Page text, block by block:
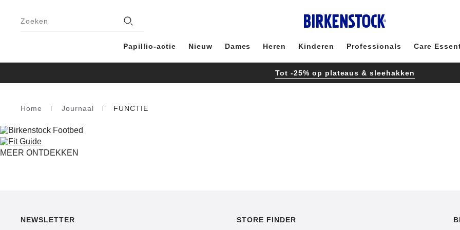
Zoeken
Papillio-actie Nieuw Dames Heren Kinderen Professionals Care
Tot -25% op plateaus & sleehakken
Homepage
Home Journaal FUNCTIE
MEER ONTDEKKEN
NEWSLETTER
STORE FINDER